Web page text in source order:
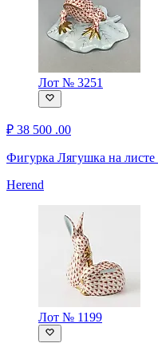
Лот № 3251
₽ 38 500 .00
Фигурка Лягушка на листе
Herend
Лот № 1199